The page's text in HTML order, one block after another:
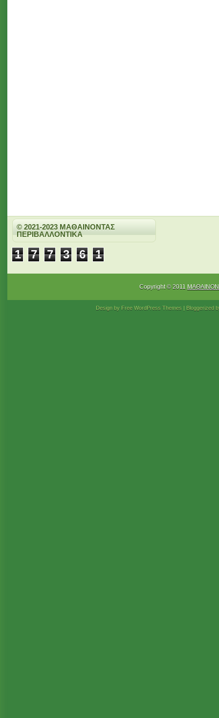
© 2021-2023 ΜΑΘΑΙΝΟΝΤΑΣ
ΠΕΡΙΒΑΛΛΟΝΤΙΚΑ
1 7 7 3 6 1
Copyright © 2011
Design by Free WordPress Themes | Bloggerized